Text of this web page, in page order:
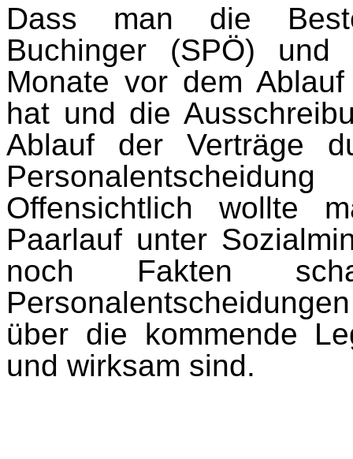
Dass man die
Buchinger (SPÖ)
Monate vor dem
hat und die
Ablauf der Verträge
Offensichtlich wollte
Paarlauf unter
noch Fakten
über die kommende
und wirksam sind.